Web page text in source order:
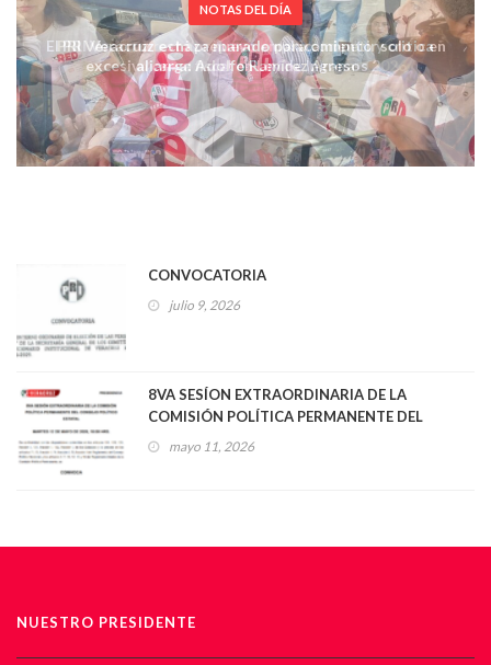
NOTAS DEL DÍA
El PRI Veracruz está preparado para competir solo o en
alianza: Adolfo Ramírez Arana
CONVOCATORIA
julio 9, 2026
8VA SESÍON EXTRAORDINARIA DE LA
COMISIÓN POLÍTICA PERMANENTE DEL
CONSEJO POLÍTICO ESTATAL
mayo 11, 2026
NUESTRO PRESIDENTE